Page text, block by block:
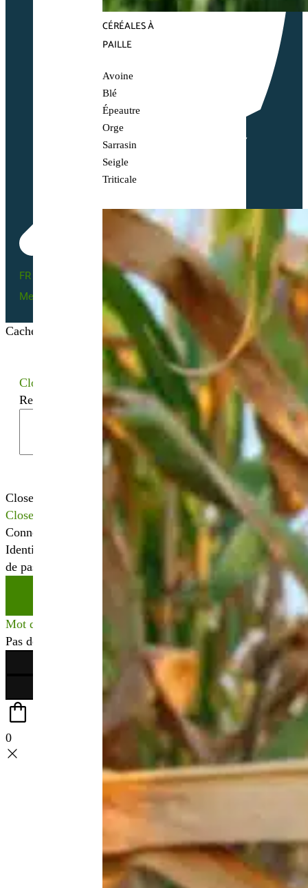
CÉRÉALES À
PAILLE
Avoine
Blé
Épeautre
Orge
Sarrasin
Seigle
Triticale
FR BIO 10 - 66055
Mentions légales
Cacher les filtres
Close
Recherchez votre semence bio
Close
Close
Connexion
Identifiant ou adresse mail
de passe
Mot de passe perdu ?
Pas de compte ?
Créer votre espace
0